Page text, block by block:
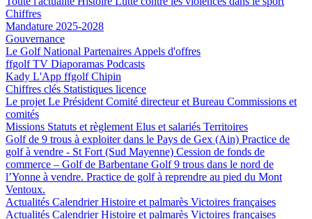
Chiffres
Mandature 2025-2028
Gouvernance
Le Golf National Partenaires Appels d'offres
ffgolf TV Diaporamas Podcasts
Kady L'App ffgolfChipin
Chiffres clés Statistiques licence
Le projet Le Président Comité directeur et Bureau Commissions et
comités
Missions Statuts et règlement Elus et salariés Territoires
Golf de 9 trous à exploiter dans le Pays de Gex (Ain) Practice de
golf à vendre - St Fort (Sud Mayenne) Cession de fonds de
commerce – Golf de Barbentane Golf 9 trous dans le nord de
l’Yonne à vendre. Practice de golf à reprendre au pied du Mont
Ventoux.
Actualités CalendrierHistoire et palmarès Victoires françaises
Actualités CalendrierHistoire et palmarès Victoires françaises